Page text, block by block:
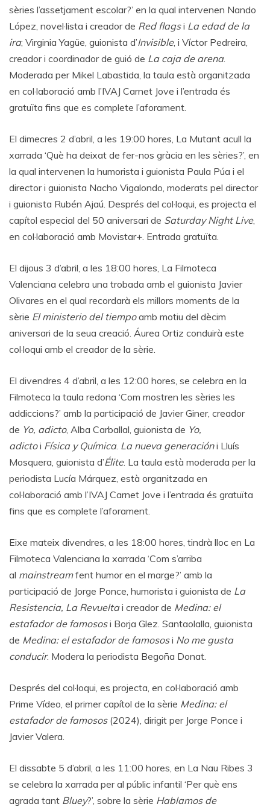
sèries l’assetjament escolar?’ en la qual intervenen Nando
López, novel·lista i creador de Red flagsi La edad de la
ira; Virginia Yagüe, guionista d’Invisible, i Víctor Pedreira,
creador i coordinador de guió de La caja de arena.
Moderada per Mikel Labastida, la taula està organitzada
en col·laboració amb l’IVAJ Carnet Jove i l’entrada és
gratuïta fins que es complete l’aforament.
El dimecres 2 d’abril, a les 19:00 hores, La Mutant acull la
xarrada ‘Què ha deixat de fer-nos gràcia en les sèries?’, en
la qual intervenen la humorista i guionista Paula Púa i el
director i guionista Nacho Vigalondo, moderats pel director
i guionista Rubén Ajaú. Després del col·loqui, es projecta el
capítol especial del 50 aniversari de Saturday Night Live,
en col·laboració amb Movistar+. Entrada gratuïta.
El dijous 3 d’abril, a les 18:00 hores, La Filmoteca
Valenciana celebra una trobada amb el guionista Javier
Olivares en el qual recordarà els millors moments de la
sèrie El ministerio del tiempoamb motiu del dècim
aniversari de la seua creació. Áurea Ortiz conduirà este
col·loqui amb el creador de la sèrie.
El divendres 4 d’abril, a les 12:00 hores, se celebra en la
Filmoteca la taula redona ‘Com mostren les sèries les
addiccions?’ amb la participació de Javier Giner, creador
de Yo, adicto, Alba Carballal, guionista de Yo,
adictoi Física y Química. La nueva generacióni Lluís
Mosquera, guionista d’Élite. La taula està moderada per la
periodista Lucía Márquez, està organitzada en
col·laboració amb l’IVAJ Carnet Jove i l’entrada és gratuïta
fins que es complete l’aforament.
Eixe mateix divendres, a les 18:00 hores, tindrà lloc en La
Filmoteca Valenciana la xarrada ‘Com s’arriba
al mainstreamfent humor en el marge?’ amb la
participació de Jorge Ponce, humorista i guionista de La
Resistencia, La Revueltai creador de Medina: el
estafador de famososi Borja Glez. Santaolalla, guionista
de Medina: el estafador de famososi No me gusta
conducir. Modera la periodista Begoña Donat.
Després del col·loqui, es projecta, en col·laboració amb
Prime Vídeo, el primer capítol de la sèrie Medina: el
estafador de famosos (2024), dirigit per Jorge Ponce i
Javier Valera.
El dissabte 5 d’abril, a les 11:00 hores, en La Nau Ribes 3
se celebra la xarrada per al públic infantil ‘Per què ens
agrada tant Bluey?’, sobre la sèrie Hablamos de